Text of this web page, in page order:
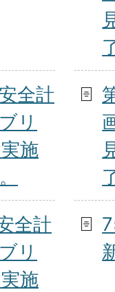
全計
リ
施
全計
リ
施